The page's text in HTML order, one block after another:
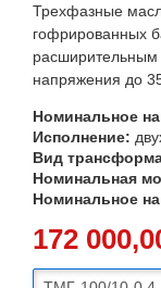
Трехфазные
гофрированных
напряжения до
Номинальное
Исполнение:
Вид
Номинальная
Номинальное
172 000